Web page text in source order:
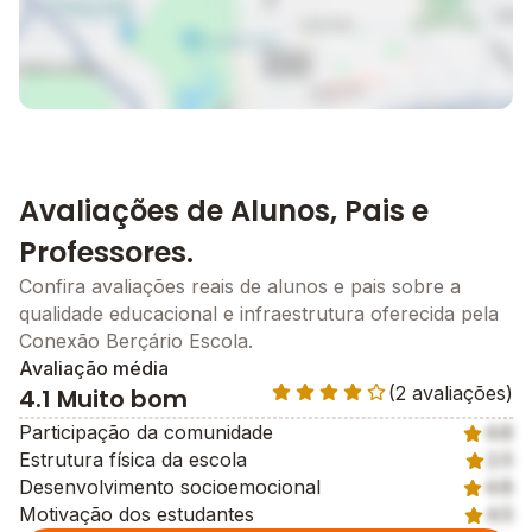
Avaliações de Alunos, Pais e
Professores.
Confira avaliações reais de alunos e pais sobre a
qualidade educacional e infraestrutura oferecida pela
Conexão Berçário Escola.
Avaliação média
4.1 Muito bom
(2 avaliações)
Participação da comunidade
4.8
Estrutura física da escola
Desenvolvimento socioemocional
4.8
Motivação dos estudantes
4.5